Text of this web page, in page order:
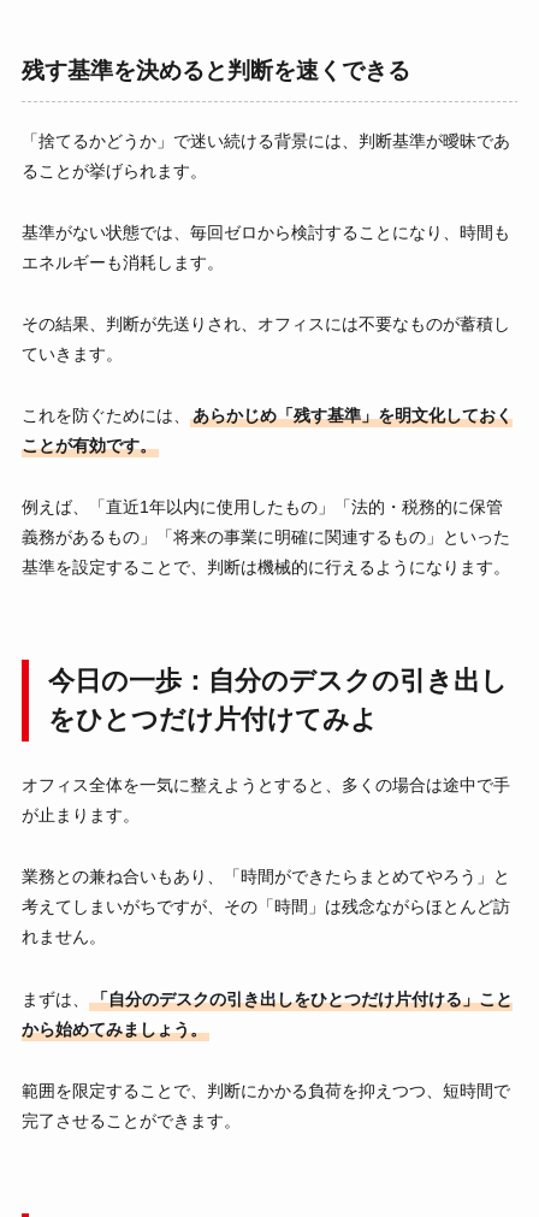
残す基準を決めると判断を速くできる
「捨てるかどうか」で迷い続ける背景には、判断基準が曖昧であ
ることが挙げられます。
基準がない状態では、毎回ゼロから検討することになり、時間も
エネルギーも消耗します。
その結果、判断が先送りされ、オフィスには不要なものが蓄積し
ていきます。
これを防ぐためには、
あらかじめ「残す基準」を明文化しておく
ことが有効です。
例えば、「直近1年以内に使用したもの」「法的・税務的に保管
義務があるもの」「将来の事業に明確に関連するもの」といった
基準を設定することで、判断は機械的に行えるようになります。
今日の一歩：自分のデスクの引き出し
をひとつだけ片付けてみよ
オフィス全体を一気に整えようとすると、多くの場合は途中で手
が止まります。
業務との兼ね合いもあり、「時間ができたらまとめてやろう」と
考えてしまいがちですが、その「時間」は残念ながらほとんど訪
れません。
まずは、
「自分のデスクの引き出しをひとつだけ片付ける」こと
から始めてみましょう。
範囲を限定することで、判断にかかる負荷を抑えつつ、短時間で
完了させることができます。